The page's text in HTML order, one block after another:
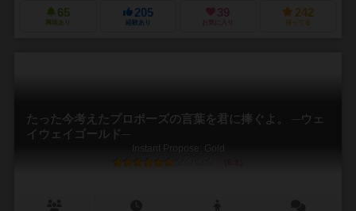
65
興味あり
205
経験あり
39
お気に入り
242
持ってる
たった今考えたプロポーズの言葉を君に捧ぐよ。 ─ウェ
イウェイゴールド─
Instant Propose: Gold